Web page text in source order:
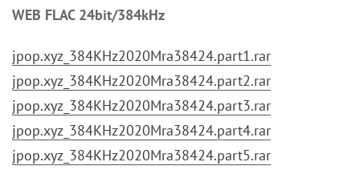
WEB FLAC 24bit/384kHz
jpop.xyz_384KHz2020Mra38424.part1.rar
jpop.xyz_384KHz2020Mra38424.part2.rar
jpop.xyz_384KHz2020Mra38424.part3.rar
jpop.xyz_384KHz2020Mra38424.part4.rar
jpop.xyz_384KHz2020Mra38424.part5.rar